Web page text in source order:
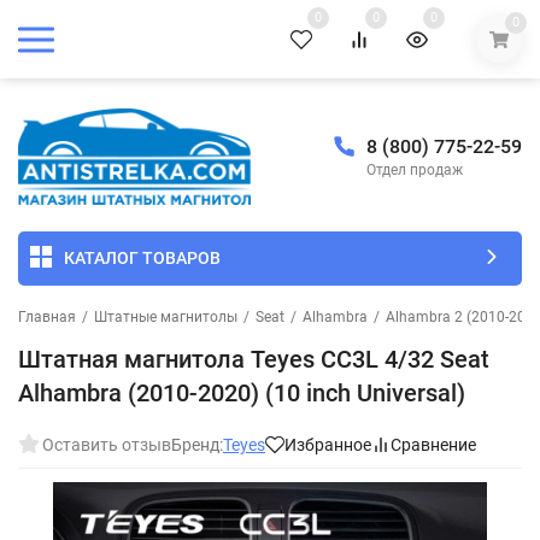
0 0 0 0
8 (800) 775-22-59
Отдел продаж
КАТАЛОГ ТОВАРОВ
Главная / Штатные магнитолы / Seat / Alhambra / Alhambra 2 (2010-
Штатная магнитола Teyes CC3L 4/32 Seat
Alhambra (2010-2020) (10 inch Universal)
Оставить отзывБренд:Teyes Избранное Сравнение